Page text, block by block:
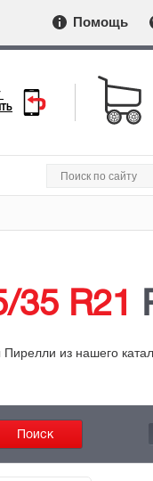
Помощь
35 R21
из нашего